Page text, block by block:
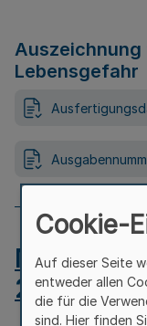
Lebensgefahr
MB.NRW
Cookie-
Auf dieser Seite
entweder allen
die für die
sind. Hier finden